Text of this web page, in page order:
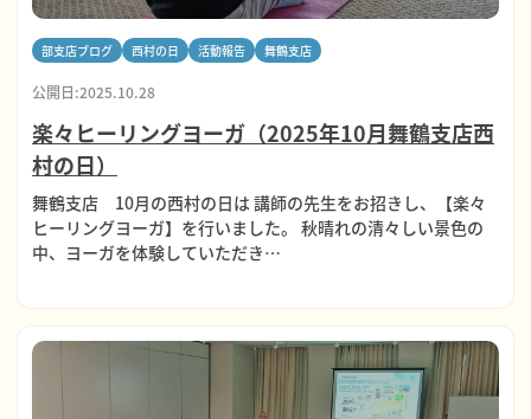
部支店ブログ 西村の日 活動報告 舞鶴支店
公開日:2025.10.28
楽々ヒーリングヨーガ（2025年10月舞鶴支店西
村の日）
舞鶴支店 10月の西村の日は 講師の先生をお招きし、【楽々
ヒーリングヨーガ】を行いました。 秋晴れの清々しい景色の
中、ヨーガを体験していただき…